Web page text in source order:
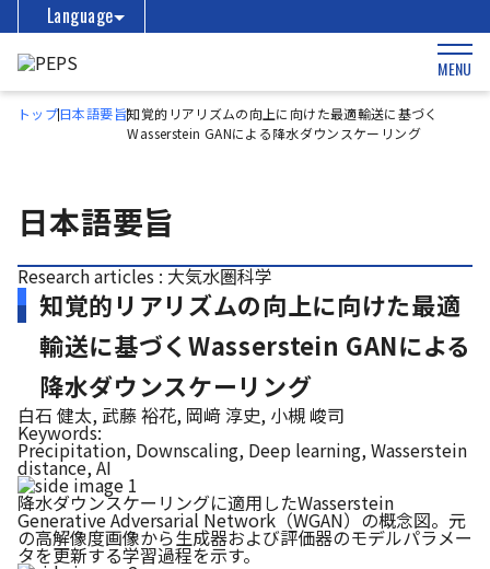
Language
MENU
トップ日本語要旨知覚的リアリズムの向上に向けた最適輸送に基づく
Wasserstein GANによる降水ダウンスケーリング
日本語要旨
Research articles : 大気水圏科学
知覚的リアリズムの向上に向けた最適
輸送に基づくWasserstein GANによる
降水ダウンスケーリング
白石 健太, 武藤 裕花, 岡﨑 淳史, 小槻 峻司
Keywords:
Precipitation, Downscaling, Deep learning, Wasserstein
distance, AI
降水ダウンスケーリングに適用したWasserstein
Generative Adversarial Network（WGAN）の概念図。元
の高解像度画像から生成器および評価器のモデルパラメー
タを更新する学習過程を示す。